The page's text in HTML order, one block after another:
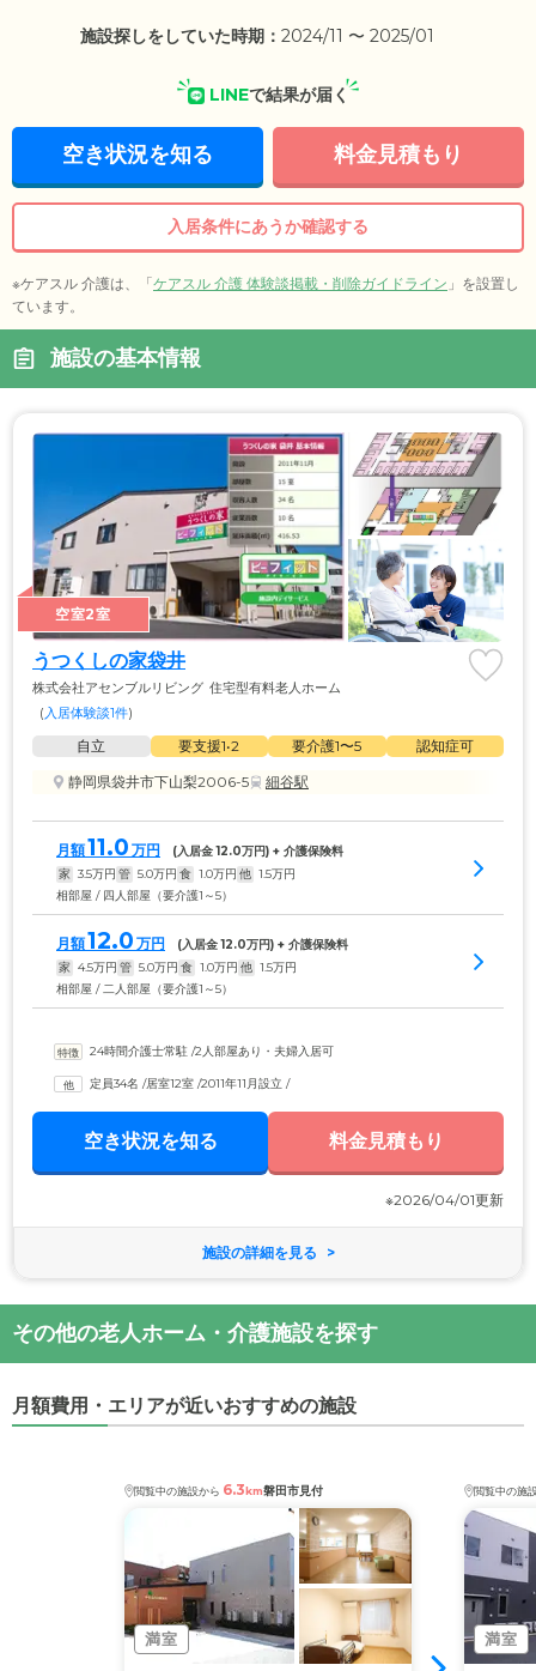
施設探しをしていた時期： 2024/11 〜 2025/01
LINEで結果が届く
空き状況を知る 料金見積もり
入居条件にあうか確認する
※ケアスル 介護は、「ケアスル 介護 体験談掲載・削除ガイドライン 」を設置し
ています。
施設の基本情報
空室2室
うつくしの家袋井
株式会社アセンブルリビング 住宅型有料老人ホーム
(入居体験談1件)
自立 要支援1•2 要介護1〜5
認知症可
静岡県袋井市下山梨2006-5
細谷駅
月額11.0 万円 (入居金 12.0万円) + 介護保険料
家 3.5万円 管 5.0万円 食 1.0万円 他 1.5万円
相部屋 / 四人部屋（要介護1～5）
月額12.0 万円 (入居金 12.0万円) + 介護保険料
家 4.5万円 管 5.0万円 食 1.0万円 他 1.5万円
相部屋 / 二人部屋（要介護1～5）
24時間介護士常駐 /2人部屋あり・夫婦入居可
定員34名 /居室12室 /2011年11月設立 /
空き状況を知る 料金見積もり
※2026/04/01更新
施設の詳細を見る
その他の老人ホーム・介護施設を探す
月額費用・エリアが近いおすすめの施設
閲覧中の施設から 6.3km磐田市見付
満室
閲覧中の施
満室